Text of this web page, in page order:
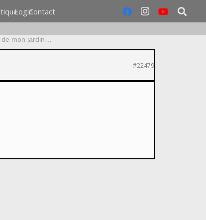
LoginContact
mon jardin…
#22479